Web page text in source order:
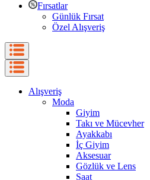
Fırsatlar
Günlük Fırsat
Özel Alışveriş
Alışveriş
Moda
Giyim
Takı ve Mücevher
Ayakkabı
İç Giyim
Aksesuar
Gözlük ve Lens
Saat